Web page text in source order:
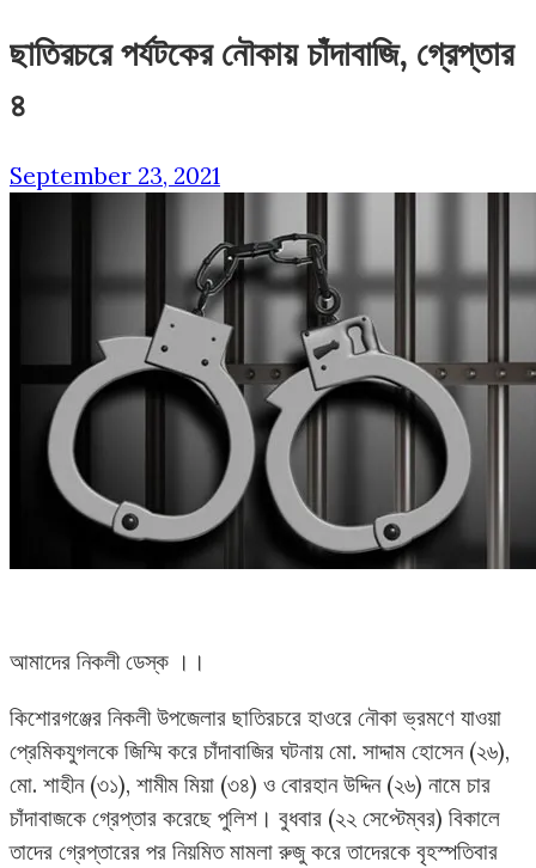
ছাতিরচরে পর্যটকের নৌকায় চাঁদাবাজি, গ্রেপ্তার
৪
September 23, 2021
আমাদের নিকলী ডেস্ক ।।
কিশোরগঞ্জের নিকলী উপজেলার ছাতিরচরে হাওরে নৌকা ভ্রমণে যাওয়া
প্রেমিকযুগলকে জিম্মি করে চাঁদাবাজির ঘটনায় মো. সাদ্দাম হোসেন (২৬),
মো. শাহীন (৩১), শামীম মিয়া (৩৪) ও বোরহান উদ্দিন (২৬) নামে চার
চাঁদাবাজকে গ্রেপ্তার করেছে পুলিশ। বুধবার (২২ সেপ্টেম্বর) বিকালে
তাদের গ্রেপ্তারের পর নিয়মিত মামলা রুজু করে তাদেরকে বৃহস্পতিবার